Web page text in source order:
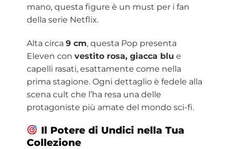
mano, questa figure è un must per i fan
della serie Netflix.
Alta circa 9 cm, questa Pop presenta
Eleven con vestito rosa, giacca blu e
capelli rasati, esattamente come nella
prima stagione. Ogni dettaglio è fedele alla
scena cult che l’ha resa una delle
protagoniste più amate del mondo sci-fi.
Il Potere di Undici nella Tua
Collezione